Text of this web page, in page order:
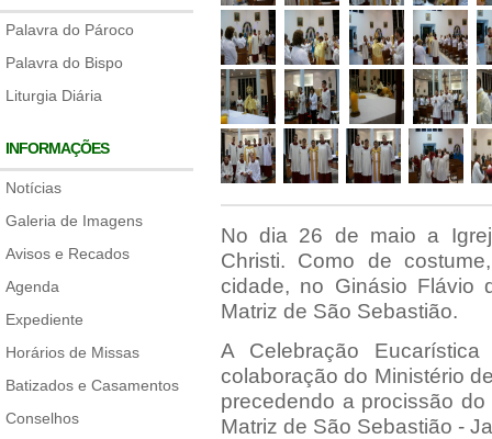
Palavra do Pároco
Palavra do Bispo
Liturgia Diária
INFORMAÇÕES
Notícias
Galeria de Imagens
Avisos e Recados
Agenda
Expediente
Horários de Missas
Batizados e Casamentos
Conselhos
No dia 26 de maio a
Christi. Como de
cidade, no Ginásio Flávio
Matriz de São Sebastião.
A Celebração
colaboração do Ministério
precedendo a procissão
Matriz de São Sebastião -